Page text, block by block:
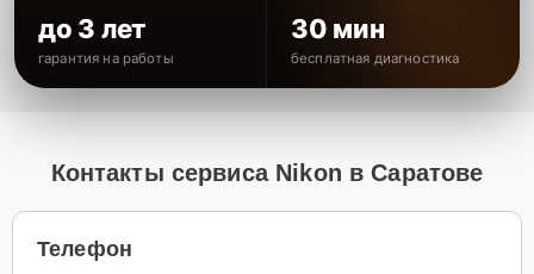
до 3 лет
гарантия на работы
30 мин
бесплатная диагностика
Контакты сервиса Nikon в Саратове
Телефон